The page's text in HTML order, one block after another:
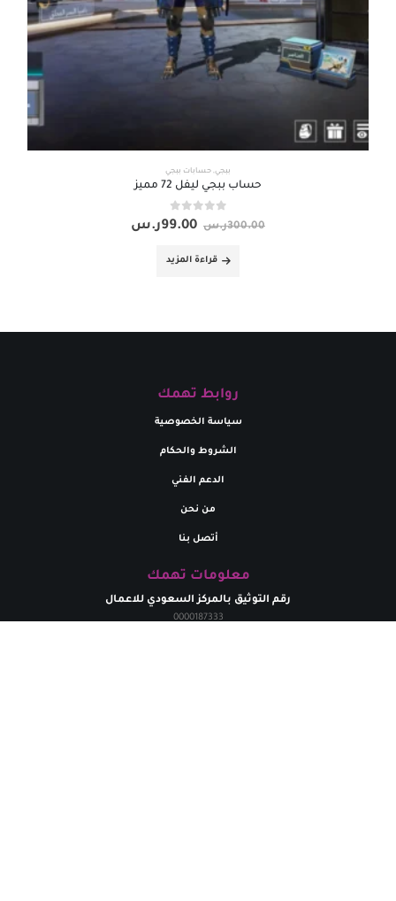
ببجي, حسابات ببجي
حساب ببجي ليفل 72 مميز
300.00ر.س 99.00ر.س
قراءة المزيد
روابط تهمك
سياسة الخصوصية
الشروط والحكام
الدعم الفني
من نحن
أتصل بنا
معلومات تهمك
رقم التوثيق بالمركز السعودي للاعمال
0000187333